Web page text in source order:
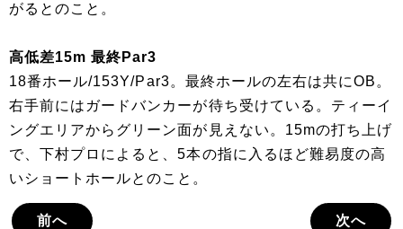
がるとのこと。
高低差15m 最終Par3
18番ホール/153Y/Par3。最終ホールの左右は共にOB。
右手前にはガードバンカーが待ち受けている。ティーイ
ングエリアからグリーン面が見えない。15mの打ち上げ
で、下村プロによると、5本の指に入るほど難易度の高
いショートホールとのこと。
前へ 次へ